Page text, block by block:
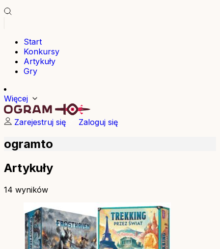
Start
Konkursy
Artykuły
Gry
Więcej
Zarejestruj się Zaloguj się
ogramto
Artykuły
14 wyników